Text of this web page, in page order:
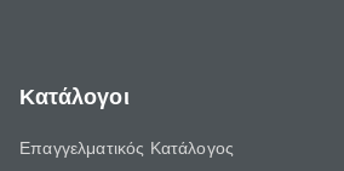
Κατάλογοι
Επαγγελματικός Κατάλογος